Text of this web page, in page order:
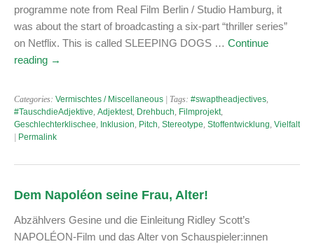
programme note from Real Film Berlin / Studio Hamburg, it
was about the start of broadcasting a six-part “thriller series”
on Netflix. This is called SLEEPING DOGS … Continue
reading →
Categories: Vermischtes / Miscellaneous | Tags: #swaptheadjectives,
#TauschdieAdjektive, Adjektest, Drehbuch, Filmprojekt,
Geschlechterklischee, Inklusion, Pitch, Stereotype, Stoffentwicklung, Vielfalt
Permalink
Dem Napoléon seine Frau, Alter!
Abzählvers Gesine und die Einleitung Ridley Scott’s
NAPOLÉON-Film und das Alter von Schauspieler:innen